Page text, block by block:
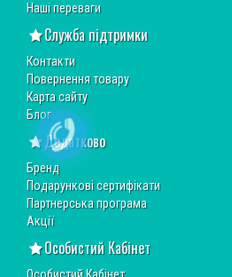
Наші переваги
Служба підтримки
Контакти
Повернення товару
Карта сайту
Блог
Додатково
Бренд
Подарункові сертифікати
Партнерська програма
Акції
Особистий Кабінет